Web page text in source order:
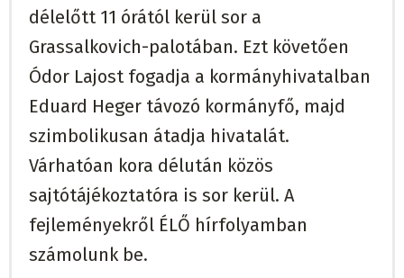
délelőtt 11 órától kerül sor a
Grassalkovich-palotában. Ezt követően
Ódor Lajost fogadja a kormányhivatalban
Eduard Heger távozó kormányfő, majd
szimbolikusan átadja hivatalát.
Várhatóan kora délután közös
sajtótájékoztatóra is sor kerül. A
fejleményekről ÉLŐ hírfolyamban
számolunk be.